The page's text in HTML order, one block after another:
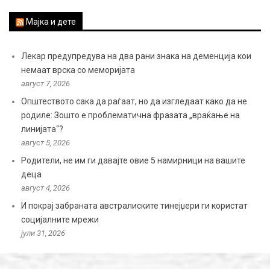
Мајка и дете
Лекар предупредува на два рани знака на деменција кои
немаат врска со меморијата
август 7, 2026
Општеството сака да раѓаат, но да изгледаат како да не
родиле: Зошто е проблематична фразата „враќање на
линијата“?
август 5, 2026
Родители, не им ги давајте овие 5 намирници на вашите
деца
август 4, 2026
И покрај забраната австралиските тинејџери ги користат
социјалните мрежи
јули 31, 2026